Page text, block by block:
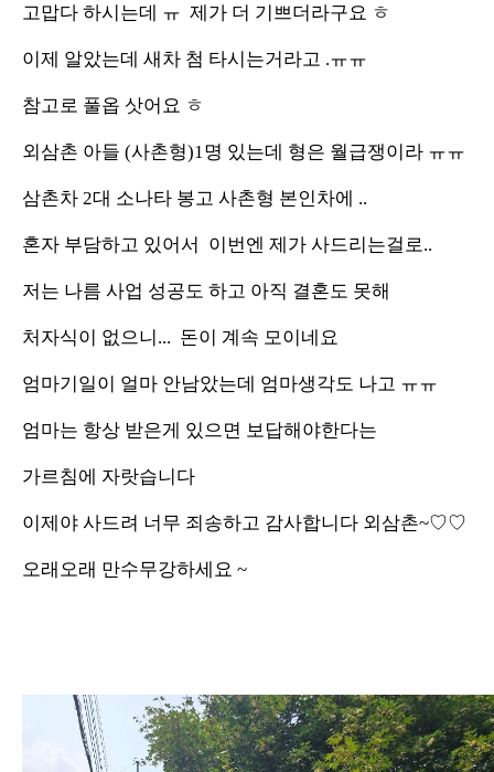
고맙다 하시는데 ㅠ 제가 더 기쁘더라구요 ㅎ
이제 알았는데 새차 첨 타시는거라고 .ㅠㅠ
참고로 풀옵 삿어요 ㅎ
외삼촌 아들 (사촌형)1명 있는데 형은 월급쟁이라 ㅠㅠ
삼촌차 2대 소나타 봉고 사촌형 본인차에 ..
혼자 부담하고 있어서 이번엔 제가 사드리는걸로..
저는 나름 사업 성공도 하고 아직 결혼도 못해
처자식이 없으니... 돈이 계속 모이네요
엄마기일이 얼마 안남았는데 엄마생각도 나고 ㅠㅠ
엄마는 항상 받은게 있으면 보답해야한다는
가르침에 자랏습니다
이제야 사드려 너무 죄송하고 감사합니다 외삼촌~♡♡
오래오래 만수무강하세요 ~